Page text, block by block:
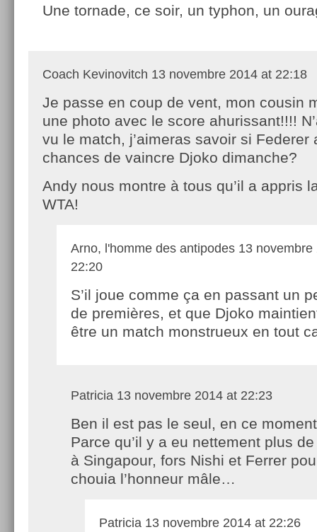
Une tornade, ce soir, un typhon, un
Coach Kevinovitch 13 novembre 2014 at 22:18
Je passe en coup de vent, mon cousin
une photo avec le score ahurissant!!!!
vu le match, j’aimeras savoir si Federer
chances de vaincre Djoko dimanche?
Andy nous montre à tous qu’il a appris
WTA!
Arno, l'homme des antipodes 13 novembre
22:20
S’il joue comme ça en passant un
de premières, et que Djoko
être un match monstrueux en tout
Patricia 13 novembre 2014 at 22:23
Ben il est pas le seul, en ce
Parce qu’il y a eu nettement plus
à Singapour, fors Nishi et Ferrer
chouia l’honneur mâle…
Patricia 13 novembre 2014 at 22:26